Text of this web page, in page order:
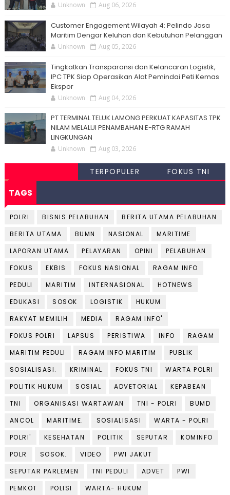
Unknown Aug 06, 2026
Customer Engagement Wilayah 4: Pelindo Jasa
Maritim Dengar Keluhan dan Kebutuhan Pelanggan
Unknown Aug 05, 2026
Tingkatkan Transparansi dan Kelancaran Logistik,
IPC TPK Siap Operasikan Alat Pemindai Peti Kemas
Ekspor
Unknown Aug 04, 2026
PT TERMINAL TELUK LAMONG PERKUAT KAPASITAS TPK
NILAM MELALUI PENAMBAHAN E-RTG RAMAH
LINGKUNGAN
Unknown Aug 03, 2026
TERPOPULER FOKUS TNI
TAGS
POLRI BISNIS PELABUHAN
BERITA UTAMA PELABUHAN
BERITA UTAMA
BUMN NASIONAL
MARITIME
LAPORAN UTAMA
PELAYARAN OPINI
PELABUHAN
FOKUS
EKBIS FOKUS NASIONAL
RAGAM INFO
PEDULI
MARITIM INTERNASIONAL
HOTNEWS
EDUKASI
SOSOK LOGISTIK
HUKUM
RAKYAT MEMILIH
MEDIA
RAGAM INFO'
FOKUS POLRI
LAPSUS PERISTIWA INFO
RAGAM
MARITIM PEDULI
RAGAM INFO MARITIM
PUBLIK
SOSIALISASI.
KRIMINAL FOKUS TNI
WARTA POLRI
POLITIK HUKUM
SOSIAL ADVETORIAL
KEPABEAN
TNI
ORGANISASI WARTAWAN TNI - POLRI
BUMD
ANCOL
MARITIME. SOSIALISASI
WARTA - POLRI
POLRI'
KESEHATAN POLITIK SEPUTAR
KOMINFO
POLR
SOSOK. VIDEO
PWI JAKUT
SEPUTAR PARLEMEN
TNI PEDULI ADVET
PWI
PEMKOT
POLISI
WARTA- HUKUM